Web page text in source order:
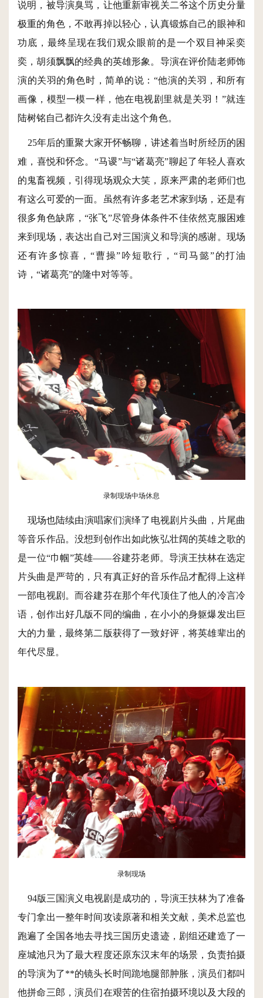
说明，被导演臭骂，让他重新审视关二爷这个历史分量
极重的角色，不敢再掉以轻心，认真锻炼自己的眼神和
功底，最终呈现在我们观众眼前的是一个双目神采奕
奕，胡须飘飘的经典的英雄形象。导演在评价陆老师饰
演的关羽的角色时，简单的说：“他演的关羽，和所有
画像，模型一模一样，他在电视剧里就是关羽！”就连
陆树铭自己都许久没有走出这个角色。
25年后的重聚大家开怀畅聊，讲述着当时所经历的困
难，喜悦和怀念。“马谡”与“诸葛亮”聊起了年轻人喜欢
的鬼畜视频，引得现场观众大笑，原来严肃的老师们也
有这么可爱的一面。虽然有许多老艺术家到场，还是有
很多角色缺席，“张飞”尽管身体条件不佳依然克服困难
来到现场，表达出自己对三国演义和导演的感谢。现场
还有许多惊喜，“曹操”吟短歌行，“司马懿”的打油
诗，“诸葛亮”的隆中对等等。
录制现场中场休息
现场也陆续由演唱家们演绎了电视剧片头曲，片尾曲
等音乐作品。没想到创作出如此恢弘壮阔的英雄之歌的
是一位“巾帼”英雄——谷建芬老师。导演王扶林在选定
片头曲是严苛的，只有真正好的音乐作品才配得上这样
一部电视剧。而谷建芬在那个年代顶住了他人的冷言冷
语，创作出好几版不同的编曲，在小小的身躯爆发出巨
大的力量，最终第二版获得了一致好评，将英雄辈出的
年代尽显。
录制现场
94版三国演义电视剧是成功的，导演王扶林为了准备
专门拿出一整年时间攻读原著和相关文献，美术总监也
跑遍了全国各地去寻找三国历史遗迹，剧组还建造了一
座城池只为了最大程度还原东汉末年的场景，负责拍摄
的导演为了**的镜头长时间跪地腿部肿胀，演员们都叫
他拼命三郎，演员们在艰苦的住宿拍摄环境以及大段的